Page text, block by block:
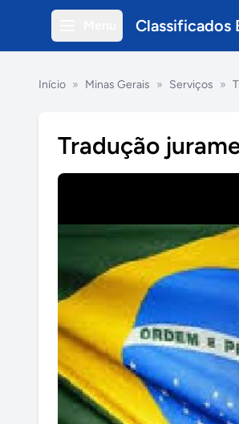
Classificados
Início » Minas Gerais » Serviços »
Tradução